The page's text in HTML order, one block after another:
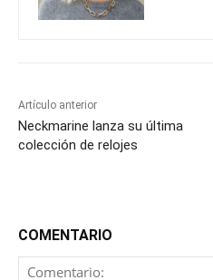
Artículo anterior
Neckmarine lanza su última
colección de relojes
COMENTARIO